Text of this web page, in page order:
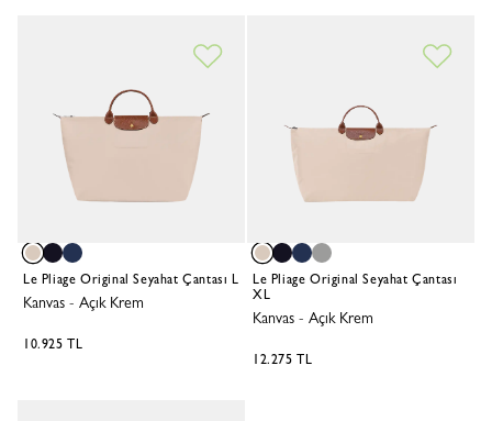
Le Pliage Original Seyahat Çantası L
Kanvas - Açık Krem
10.925 TL
Le Pliage Original Seyahat Çantası
XL
Kanvas - Açık Krem
12.275 TL